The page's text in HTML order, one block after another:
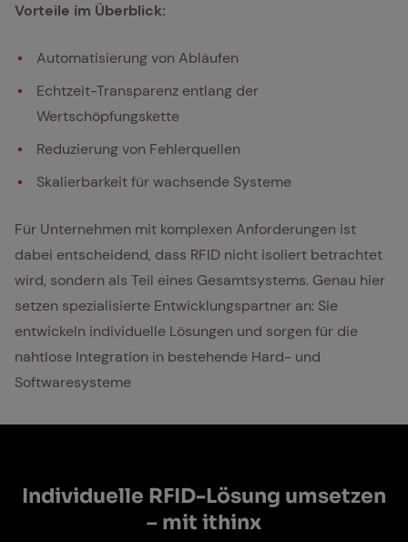
Vorteile im Überblick:
Automatisierung von Abläufen
Echtzeit-Transparenz entlang der
Wertschöpfungskette
Reduzierung von Fehlerquellen
Skalierbarkeit für wachsende Systeme
Für Unternehmen mit komplexen Anforderungen ist
dabei entscheidend, dass RFID nicht isoliert betrachtet
wird, sondern als Teil eines Gesamtsystems. Genau hier
setzen spezialisierte Entwicklungspartner an: Sie
entwickeln individuelle Lösungen und sorgen für die
nahtlose Integration in bestehende Hard- und
Softwaresysteme
In­di­vi­du­el­le RFID-Lö­sung um­set­zen
– mit ithinx